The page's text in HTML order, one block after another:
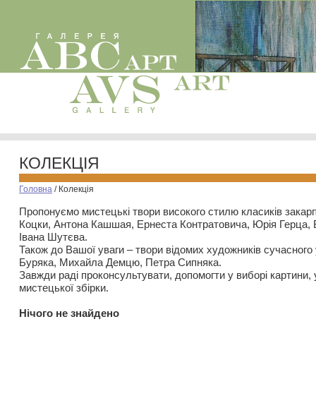
КОЛЕКЦІЯ
Головна / Колекція
Пропонуємо мистецькі твори високого стилю класиків
Коцки, Антона Кашшая, Ернеста Контратовича, Юрія
Івана Шутєва.
Також до Вашої уваги – твори відомих художників
Буряка, Михайла Демцю, Петра Сипняка.
Завжди раді проконсультувати, допомогти у виборі картини,
мистецької збірки.
Нiчого не знайдено